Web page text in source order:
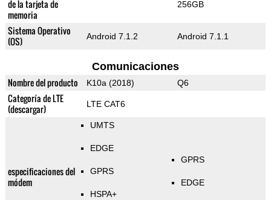
de la tarjeta de
memoria
256GB
Sistema Operativo
(OS)
Android 7.1.2 Android 7.1.1
Comunicaciones
Nombre del producto K10a (2018) Q6
Categoría de LTE
(descargar)
LTE CAT6
especificaciones del
módem
UMTS
EDGE
GPRS
HSPA+
GPRS
EDGE